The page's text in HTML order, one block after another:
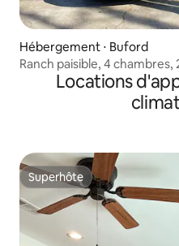
Hébergement ⋅ Buford
Ranch paisible, 4
Locations
Superhôte
Superhôte